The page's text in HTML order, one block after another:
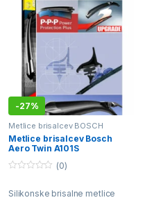
-27%
Metlice brisalcev BOSCH
Aerotwin - spredaj
Metlice brisalcev Bosch
Aero Twin A101S
u
(0)
Silikonske brisalne metlice